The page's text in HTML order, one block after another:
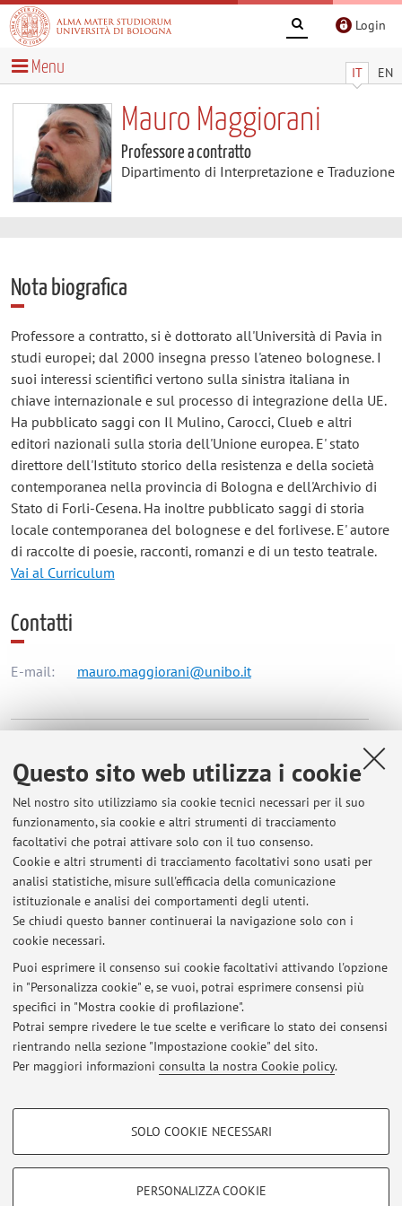
Questo sito web utilizza i cookie
Nel nostro sito utilizziamo sia cookie tecnici necessari per il suo
funzionamento, sia cookie e altri strumenti di tracciamento
facoltativi che potrai attivare solo con il tuo consenso.
Cookie e altri strumenti di tracciamento facoltativi sono usati per
analisi statistiche, misure sull'efficacia della comunicazione
istituzionale e analisi dei comportamenti degli utenti.
Se chiudi questo banner continuerai la navigazione solo con i
cookie necessari.
Puoi esprimere il consenso sui cookie facoltativi attivando l'opzione
in "Personalizza cookie" e, se vuoi, potrai esprimere consensi più
specifici in "Mostra cookie di profilazione".
Potrai sempre rivedere le tue scelte e verificare lo stato dei consensi
rientrando nella sezione "Impostazione cookie" del sito.
Per maggiori informazioni consulta la nostra Cookie policy.
COOKIE DI PROFILAZIONE - FACOLTATIVI
SOLO COOKIE NECESSARI
PERSONALIZZA COOKIE
Login
IT EN
Menu
Mauro Maggiorani
Professore a contratto
Dipartimento di Interpretazione e Traduzione
Nota biografica
Professore a contratto, si è dottorato all'Università di Pavia in
studi europei; dal 2000 insegna presso l'ateneo bolognese. I
suoi interessi scientifici vertono sulla sinistra italiana in
chiave internazionale e sul processo di integrazione della UE.
Ha pubblicato saggi con Il Mulino, Carocci, Clueb e altri
editori nazionali sulla storia dell'Unione europea. E' stato
direttore dell'Istituto storico della resistenza e della società
contemporanea nella provincia di Bologna e dell'Archivio di
Stato di Forli-Cesena. Ha inoltre pubblicato saggi di storia
locale contemporanea del bolognese e del forlivese. E' autore
di raccolte di poesie, racconti, romanzi e di un testo teatrale.
Vai al Curriculum
Contatti
E-mail: mauro.maggiorani@unibo.it
Corso della Repubblica 136, Forlì -
Vai alla mappa
Orario di ricevimento
Per contattare il docente scrivere a:
mauro.maggiorani@unibo.it
Ultimi avvisi
Al momento non sono presenti avvisi.
Area riservata
Accedi tramiteloginper gestire tutti i contenuti del sito.